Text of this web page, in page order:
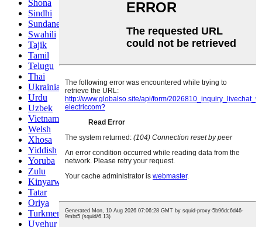
Shona
Sindhi
Sundanese
Swahili
Tajik
Tamil
Telugu
Thai
Ukrainian
Urdu
Uzbek
Vietnamese
Welsh
Xhosa
Yiddish
Yoruba
Zulu
Kinyarwanda
Tatar
Oriya
Turkmen
Uyghur